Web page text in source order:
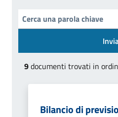
9documenti trovati in
Bilancio di